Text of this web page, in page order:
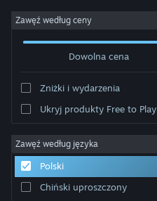
Zaloguj się
Społeczność
Informacje
Wsparcie
Zawęź według ceny
Dowolna cena
Zniżki i wydarzenia
Ukryj produkty Free to Play
Zawęź według języka
Polski
Chiński uproszczony
Wydawca: Scary Robot
Sortuj według: